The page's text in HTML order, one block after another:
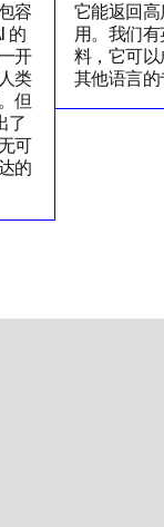
容
的
开
类
但
了
可
的
它能返回
用。我们
料，它可
其他语言